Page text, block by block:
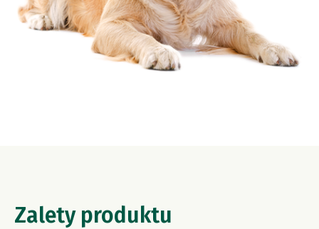
Zalety produktu